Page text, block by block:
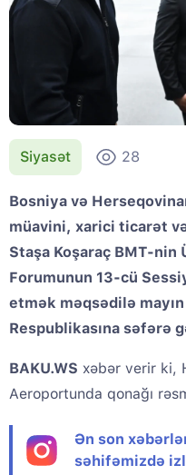
Siyasət 28
Bosniya və
müavini, xarici ticarət
Staşa Koşaraç BMT-nin
Forumunun 13-cü
etmək məqsədilə
Respublikasına səfərə
BAKU.WS xəbər verir ki,
Aeroportunda qonağı
Ən son
səhifəmizdə